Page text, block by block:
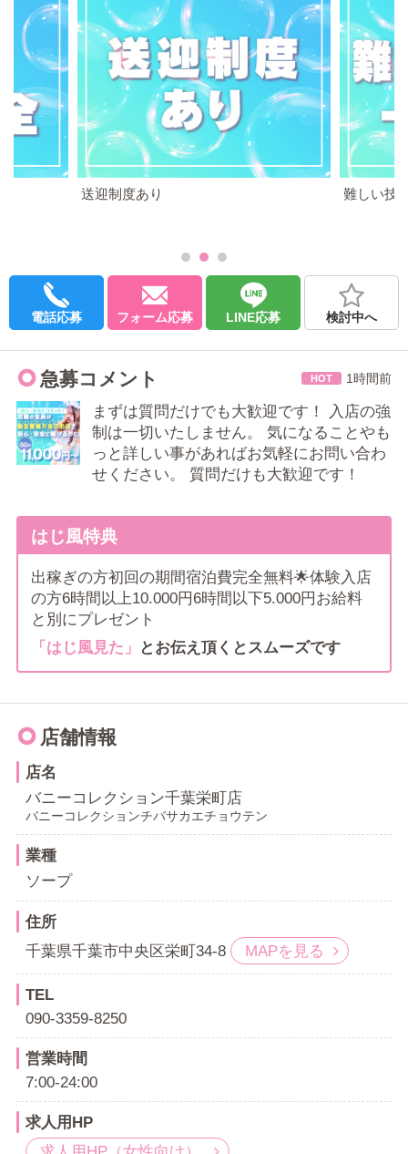
心して働きやすい環境です。
お客様は優しい方が多く、泥酔している方・挙動不審な方はフロ
ントでシャットアウトしています。ご安心ください！
出勤強要無し♪
お仕事や学業とのWワークも大歓迎です。
集客力があるので、平日・休日、日中・夜は一切関係なく。安定
定期にかっせげる環境です！
60分11,000円～20,000円
【衛生器具着用はかわりません】
経験豊富なスタッフが全力でサポートいたします。
★モニターチェック可
事前にお客様を確認できるので、知人バレを防げます。
★顔出しNG可
★交通費支給
領収書をお持ちください。
★退店トラブルなし
在籍情報は即削除いたします。
働いていたことは誰にもバレません！
送迎いたします。
終電が終わった後は【新宿】・【池袋】・【船橋】までの送迎も
可能
自走の方は無料駐車場も完備！
★生活家電付きの宿泊施設完備
★罰金なし
⟡.· ┈⟡.· ┈⟡.· ┈⟡.·
エリアトップクラスの環境で、最短ルートでの目標実現をお手伝
いします！
体験入店歓迎🎉
出稼ぎさん歓迎🎉
LINE面接OK🎉
東京・埼玉・千葉・神奈川出張面接もOK🎉
入店の強制は一切ありません。
気になることは何でもご質問ください。ご応募お待ちしておりま
す！
送迎制度あり 難しい技
電話応募 フォーム応募 LINE応募 検討中へ
急募コメント 1時間前
まずは質問だけでも大歓迎です！ 入店の強
制は一切いたしません。 気になることやも
っと詳しい事があればお気軽にお問い合わ
せください。 質問だけも大歓迎です！
はじ風特典
出稼ぎの方初回の期間宿泊費完全無料🌟体験入店
の方6時間以上10.000円6時間以下5.000円お給料
と別にプレゼント
「はじ風見た」
とお伝え頂くとスムーズです
店舗情報
店名
バニーコレクション千葉栄町店
バニーコレクションチバサカエチョウテン
業種
ソープ
住所
千葉県千葉市中央区栄町34-8
MAPを見る
TEL
090-3359-8250
営業時間
7:00-24:00
求人用HP